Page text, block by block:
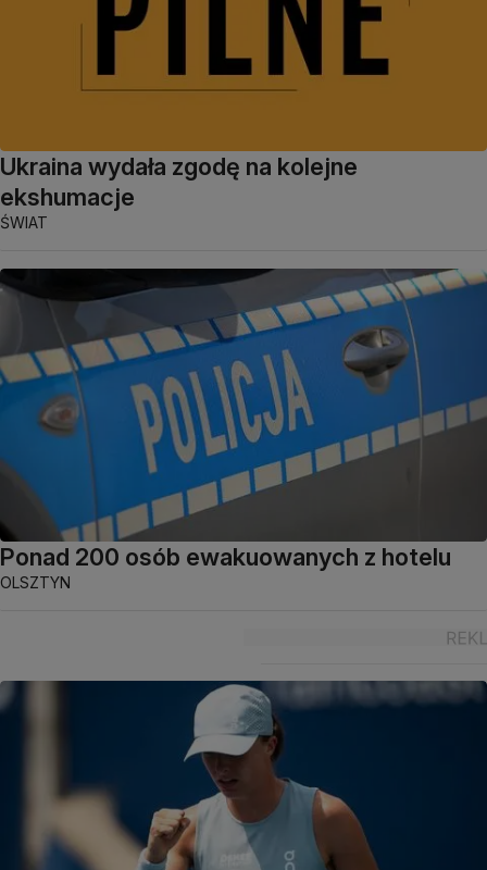
Ukraina wydała zgodę na kolejne
ekshumacje
ŚWIAT
Ponad 200 osób ewakuowanych z hotelu
OLSZTYN